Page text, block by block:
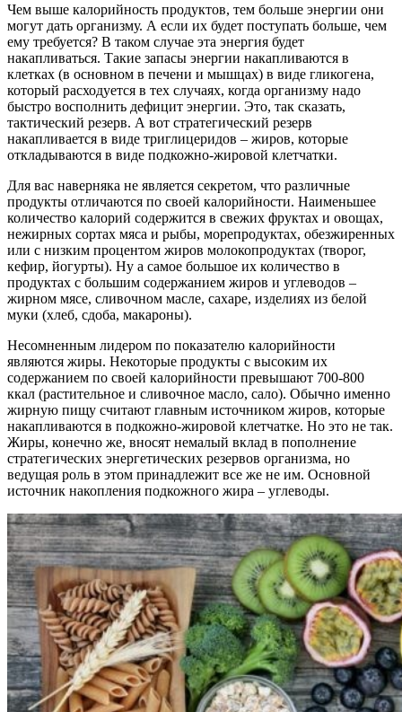
Чем выше калорийность продуктов, тем больше энергии они
могут дать организму. А если их будет поступать больше, чем
ему требуется? В таком случае эта энергия будет
накапливаться. Такие запасы энергии накапливаются в
клетках (в основном в печени и мышцах) в виде гликогена,
который расходуется в тех случаях, когда организму надо
быстро восполнить дефицит энергии. Это, так сказать,
тактический резерв. А вот стратегический резерв
накапливается в виде триглицеридов – жиров, которые
откладываются в виде подкожно-жировой клетчатки.
Для вас наверняка не является секретом, что различные
продукты отличаются по своей калорийности. Наименьшее
количество калорий содержится в свежих фруктах и овощах,
нежирных сортах мяса и рыбы, морепродуктах, обезжиренных
или с низким процентом жиров молокопродуктах (творог,
кефир, йогурты). Ну а самое большое их количество в
продуктах с большим содержанием жиров и углеводов –
жирном мясе, сливочном масле, сахаре, изделиях из белой
муки (хлеб, сдоба, макароны).
Несомненным лидером по показателю калорийности
являются жиры. Некоторые продукты с высоким их
содержанием по своей калорийности превышают 700-800
ккал (растительное и сливочное масло, сало). Обычно именно
жирную пищу считают главным источником жиров, которые
накапливаются в подкожно-жировой клетчатке. Но это не так.
Жиры, конечно же, вносят немалый вклад в пополнение
стратегических энергетических резервов организма, но
ведущая роль в этом принадлежит все же не им. Основной
источник накопления подкожного жира – углеводы.